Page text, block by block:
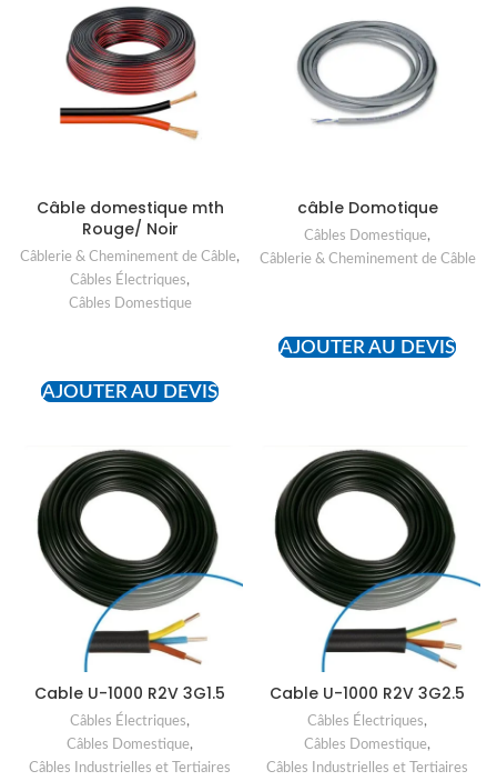
Câble domestique mth
Rouge/ Noir
Câblerie & Cheminement de Câble,
Câbles Électriques,
Câbles Domestique
AJOUTER AU DEVIS
câble Domotique
Câbles Domestique,
Câblerie & Cheminement de Câble
AJOUTER AU DEVIS
Cable U-1000 R2V 3G1.5
Câbles Électriques,
Câbles Domestique,
Câbles Industrielles et Tertiaires
Cable U-1000 R2V 3G2.5
Câbles Électriques,
Câbles Domestique,
Câbles Industrielles et Tertiaires